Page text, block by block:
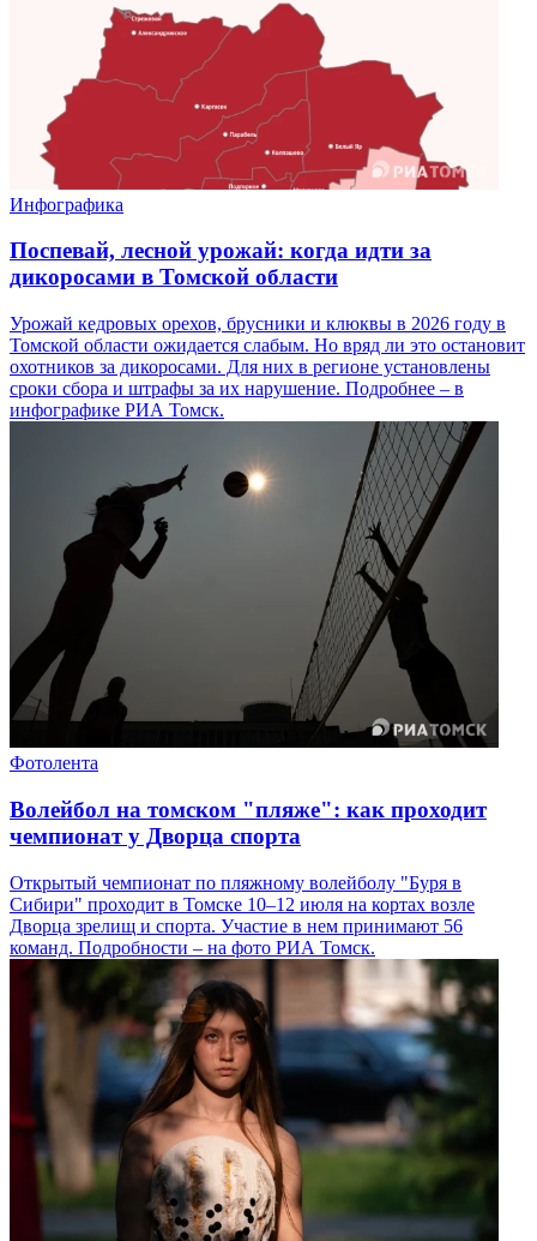
Инфографика
Поспевай, лесной урожай: когда идти за
дикоросами в Томской области
Урожай кедровых орехов, брусники и клюквы в 2026 году в
Томской области ожидается слабым. Но вряд ли это остановит
охотников за дикоросами. Для них в регионе установлены
сроки сбора и штрафы за их нарушение. Подробнее – в
инфографике РИА Томск.
Фотолента
Волейбол на томском "пляже": как проходит
чемпионат у Дворца спорта
Открытый чемпионат по пляжному волейболу "Буря в
Сибири" проходит в Томске 10–12 июля на кортах возле
Дворца зрелищ и спорта. Участие в нем принимают 56
команд. Подробности – на фото РИА Томск.